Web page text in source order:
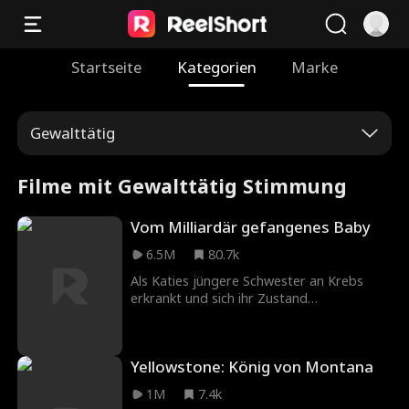
Startseite Kategorien Marke
Gewalttätig
Filme mit Gewalttätig Stimmung
Vom Milliardär gefangenes Baby
6.5M
80.7k
Als Katies jüngere Schwester an Krebs
erkrankt und sich ihr Zustand
Beziehung dem Großvater des CEOs zu
beweisen, kommen Katie und Herr Brandt
sich immer näher, obwohl die einzige Regel
Yellowstone: König von Montana
1M
7.4k